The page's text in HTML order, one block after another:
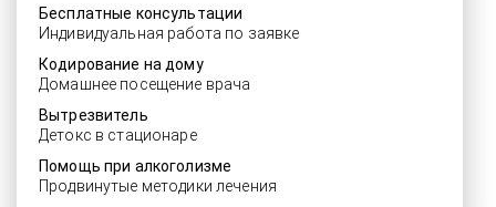
Бесплатные консультации
Индивидуальная работа по заявке
Кодирование на дому
Домашнее посещение врача
Вытрезвитель
Детокс в стационаре
Помощь при алкоголизме
Продвинутые методики лечения